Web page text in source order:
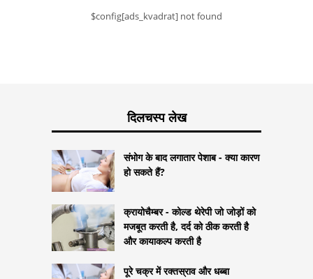
$config[ads_kvadrat] not found
दिलचस्प लेख
संभोग के बाद लगातार पेशाब - क्या कारण
हो सकते हैं?
क्रायोचैम्बर - कोल्ड थेरेपी जो जोड़ों को
मजबूत करती है, दर्द को ठीक करती है
और कायाकल्प करती है
पूरे चक्र में रक्तस्राव और धब्बा